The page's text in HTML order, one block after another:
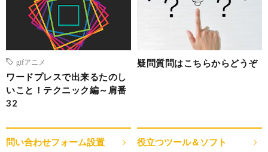
gifアニメ
ワードプレスで出来るたのし
いこと！テクニック編～肩番
32
疑問質問はこちらからどうぞ
問い合わせフォーム設置 役立つツール＆ソフト